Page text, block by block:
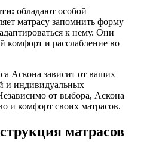
обладают особой
матрасу запомнить форму
к нему. Они
комфорт и расслабление во
Аскона зависит от ваших
и индивидуальных
от выбора, Аскона
и комфорт своих матрасов.
матрасов